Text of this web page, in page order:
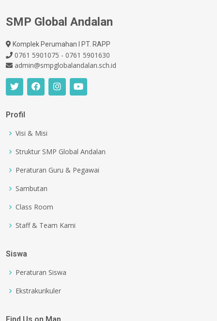
SMP Global Andalan
Komplek Perumahan I PT. RAPP
0761 5901075 - 0761 5901630
admin@smpglobalandalan.sch.id
Profil
Visi & Misi
Struktur SMP Global Andalan
Peraturan Guru & Pegawai
Sambutan
Class Room
Staff & Team Kami
Siswa
Peraturan Siswa
Ekstrakurikuler